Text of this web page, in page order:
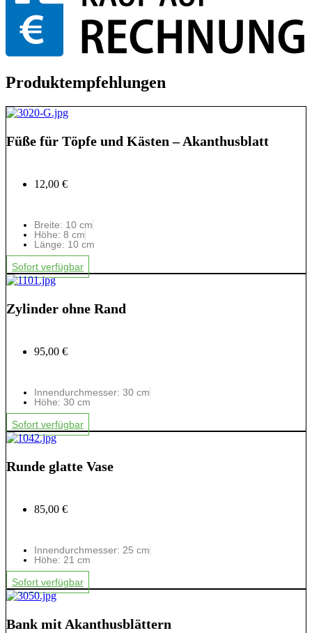
Produktempfehlungen
Füße für Töpfe und Kästen – Akanthusblatt
12,00 €
Breite: 10 cm
Höhe: 8 cm
Länge: 10 cm
Sofort verfügbar
Zylinder ohne Rand
95,00 €
Innendurchmesser: 30 cm
Höhe: 30 cm
Sofort verfügbar
Runde glatte Vase
85,00 €
Innendurchmesser: 25 cm
Höhe: 21 cm
Sofort verfügbar
Bank mit Akanthusblättern